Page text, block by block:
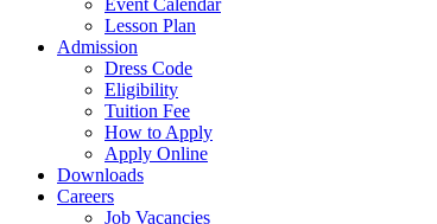
Event Calendar
Lesson Plan
Admission
Dress Code
Eligibility
Tuition Fee
How to Apply
Apply Online
Downloads
Careers
Job Vacancies